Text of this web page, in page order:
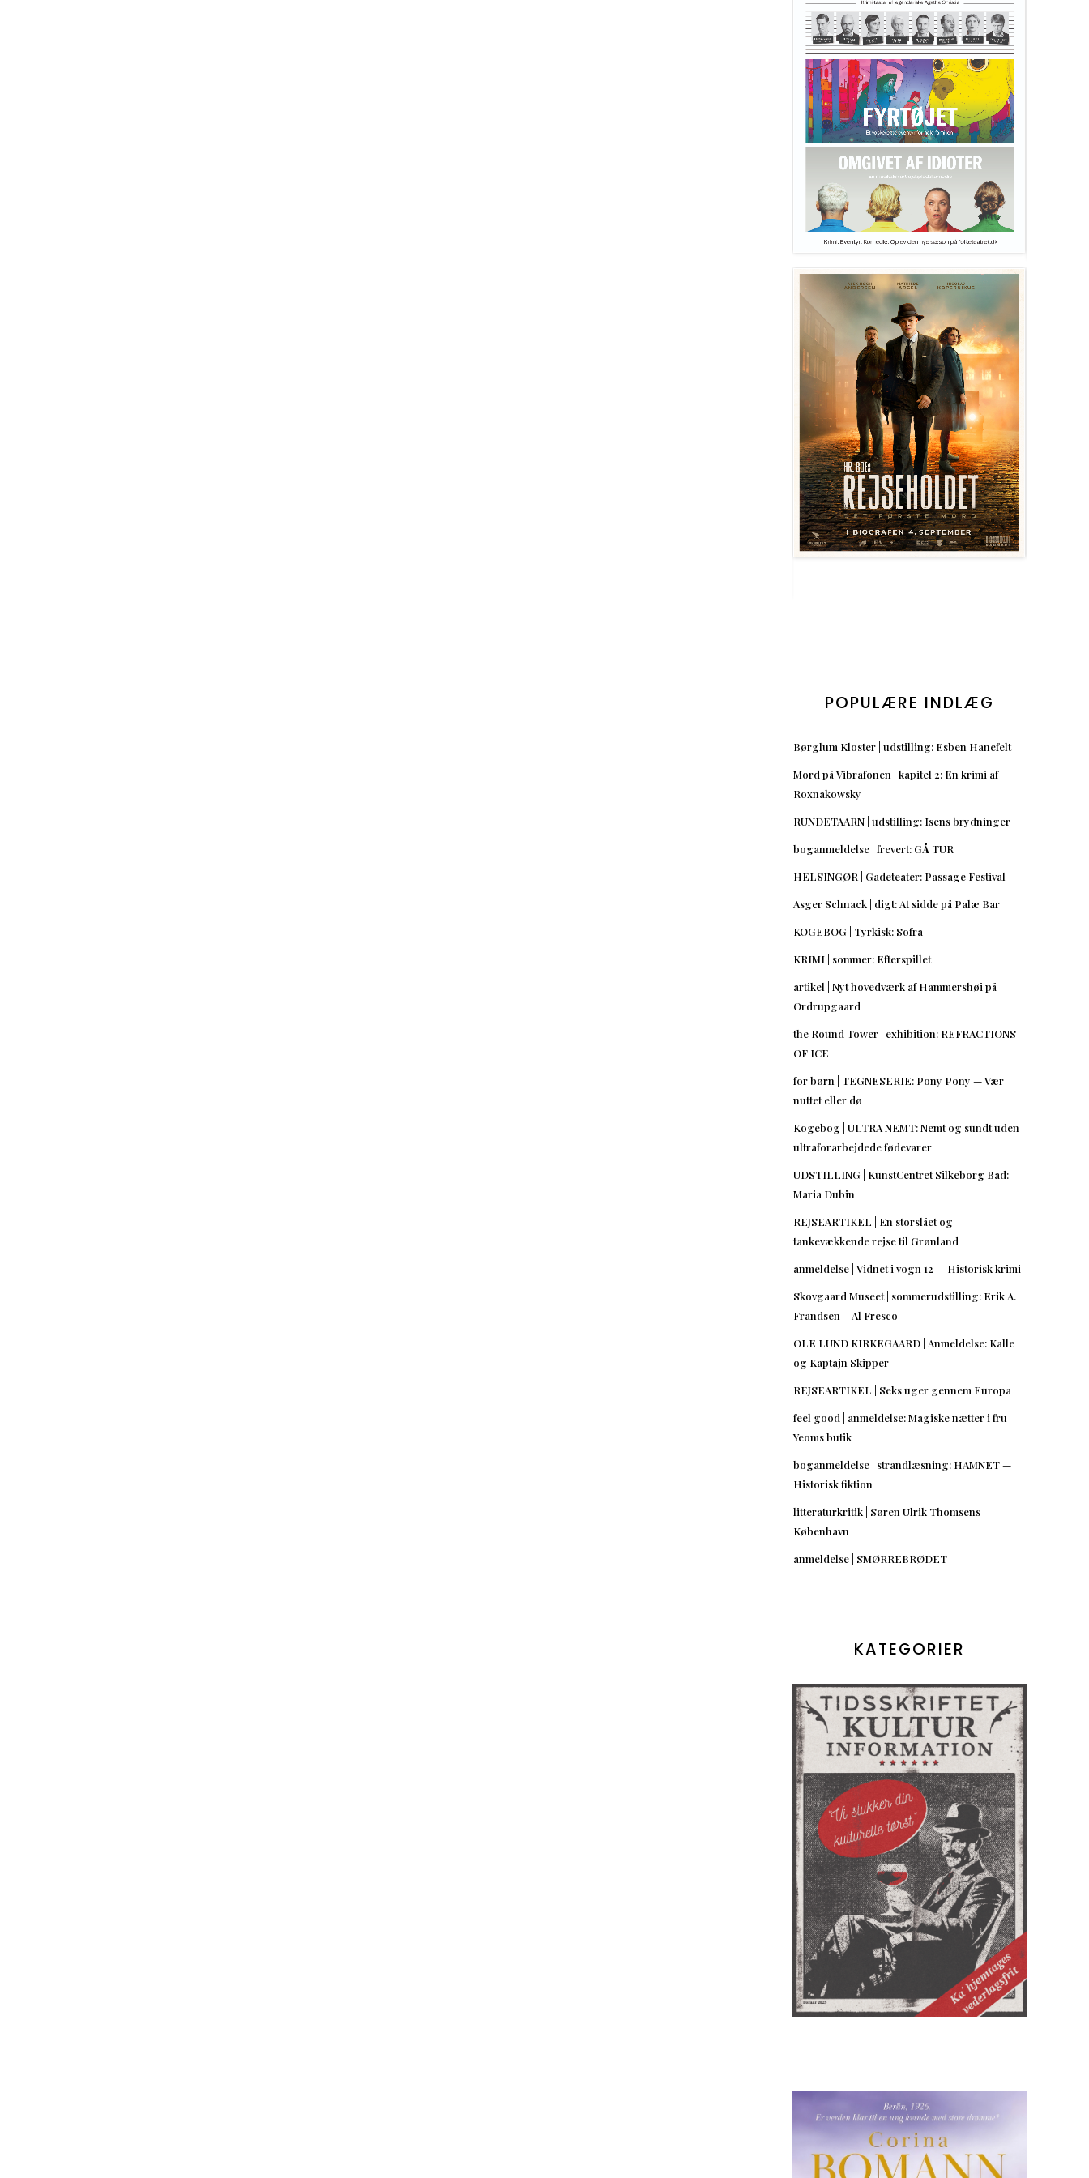
POPULÆRE INDLÆG
Børglum Kloster | udstilling: Esben Hanefelt
Mord på Vibrafonen | kapitel 2: En krimi af
Roxnakowsky
RUNDETAARN | udstilling: Isens brydninger
boganmeldelse | frevert: GÅ TUR
HELSINGØR | Gadeteater: Passage Festival
Asger Schnack | digt: At sidde på Palæ Bar
KOGEBOG | Tyrkisk: Sofra
KRIMI | sommer: Efterspillet
artikel | Nyt hovedværk af Hammershøi på
Ordrupgaard
the Round Tower | exhibition: REFRACTIONS
OF ICE
for børn | TEGNESERIE: Pony Pony — Vær
nuttet eller dø
Kogebog | ULTRA NEMT: Nemt og sundt uden
ultraforarbejdede fødevarer
UDSTILLING | KunstCentret Silkeborg Bad:
Maria Dubin
REJSEARTIKEL | En storslået og
tankevækkende rejse til Grønland
anmeldelse | Vidnet i vogn 12 — Historisk krimi
Skovgaard Museet | sommerudstilling: Erik A.
Frandsen – Al Fresco
OLE LUND KIRKEGAARD | Anmeldelse: Kalle
og Kaptajn Skipper
REJSEARTIKEL | Seks uger gennem Europa
feel good | anmeldelse: Magiske nætter i fru
Yeoms butik
boganmeldelse | strandlæsning: HAMNET —
Historisk fiktion
litteraturkritik | Søren Ulrik Thomsens
København
anmeldelse | SMØRREBRØDET
KATEGORIER